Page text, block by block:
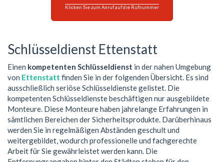
Klicken Sie zum Anruf auf die Rufnummer
Schlüsseldienst Ettenstatt
Einen kompetenten Schlüsseldienst in der nahen Umgebung
von Ettenstatt finden Sie in der folgenden Übersicht. Es sind
ausschließlich seriöse Schlüsseldienste gelistet. Die
kompetenten Schlüsseldienste beschäftigen nur ausgebildete
Monteure. Diese Monteure haben jahrelange Erfahrungen in
sämtlichen Bereichen der Sicherheitsprodukte. Darüberhinaus
werden Sie in regelmäßigen Abständen geschult und
weitergebildet, wodurch professionelle und fachgerechte
Arbeit für Sie gewährleistet werden kann. Die